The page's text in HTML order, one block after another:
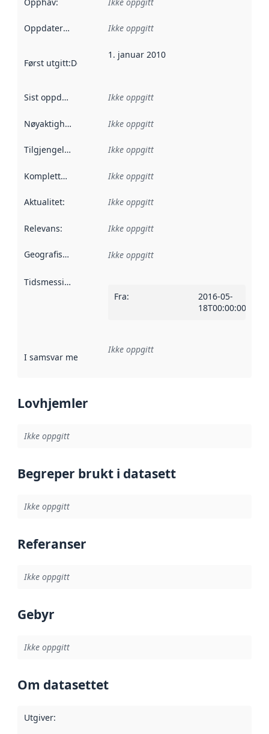
Oppdateringsfrekvens :
Ikke oppgitt
Først utgitt:Denne datoen sier når dataene i dette
1. januar 2010
Sist oppdatert Ikke oppgitt
Nøyaktighet Ikke oppgitt
Tilgjengelighet Ikke oppgitt
Kompletthet Ikke oppgitt
Aktualitet: Ikke oppgitt
Relevans: Ikke oppgitt
Geografisk avgrensning :
Ikke oppgitt
Tidsmessig avgrensning
Fra:
2016-05-
18T00:00:00Z
I samsvar med Referanse til en implementasjonsregel
Ikke oppgitt
Lovhjemler
Ikke oppgitt
Begreper brukt i datasett
Ikke oppgitt
Referanser
Ikke oppgitt
Gebyr
Ikke oppgitt
Om datasettet
Utgiver: